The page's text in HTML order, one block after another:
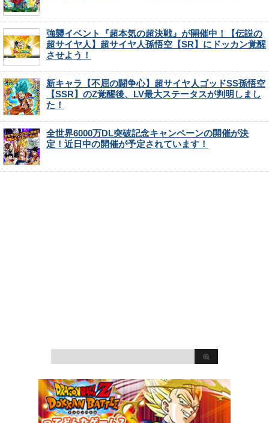
強襲イベント『超本気の超決戦』が開催中！【伝説の
超サイヤ人】超サイヤ人孫悟空【SR】にドッカン覚醒
させよう！
新キャラ【不屈の闘争心】超サイヤ人ゴッドSS孫悟空
【SSR】のZ覚醒後、LV最大ステータスが判明しまし
た！
全世界6000万DL突破記念キャンペーンの開催が決
定！近日中の開催が予定されています！